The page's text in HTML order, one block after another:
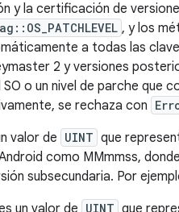
y la certificación de
, y los
a todas las
2 y versiones
o un nivel de parche que
se rechaza con
valor de UINT que
como MMmmss,
subsecundaria. Por
un valor de UINT que